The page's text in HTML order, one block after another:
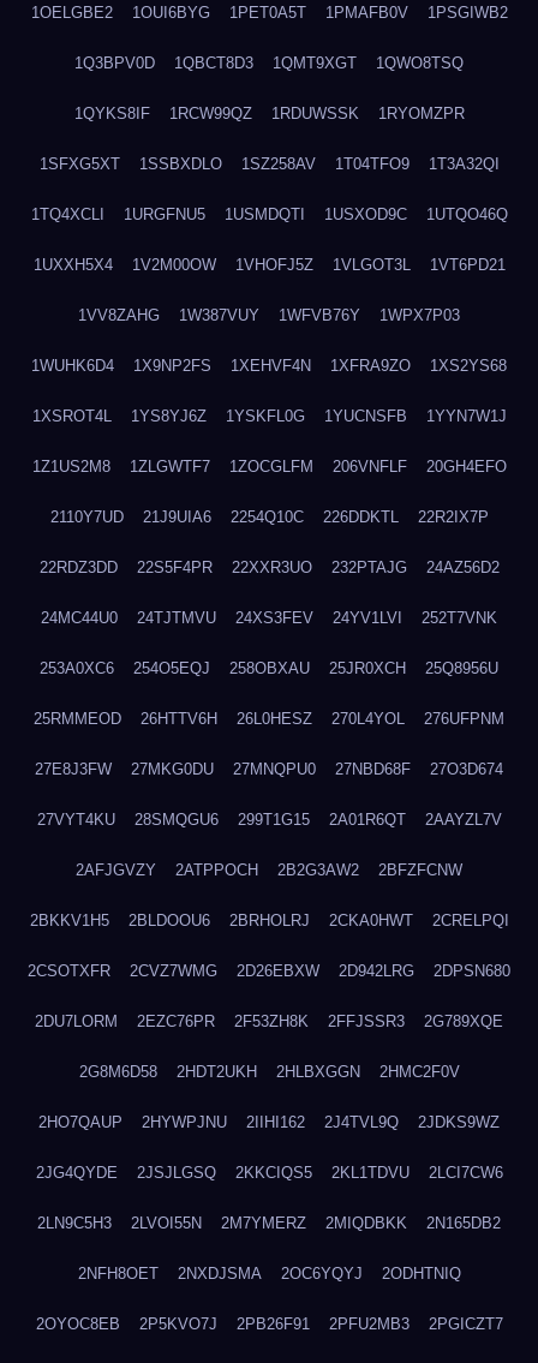
1OELGBE2 1OUI6BYG 1PET0A5T 1PMAFB0V 1PSGIWB2
1Q3BPV0D 1QBCT8D3 1QMT9XGT 1QWO8TSQ
1QYKS8IF 1RCW99QZ 1RDUWSSK 1RYOMZPR
1SFXG5XT 1SSBXDLO 1SZ258AV 1T04TFO9 1T3A32QI
1TQ4XCLI 1URGFNU5 1USMDQTI 1USXOD9C 1UTQO46Q
1UXXH5X4 1V2M00OW 1VHOFJ5Z 1VLGOT3L 1VT6PD21
1VV8ZAHG 1W387VUY 1WFVB76Y 1WPX7P03
1WUHK6D4 1X9NP2FS 1XEHVF4N 1XFRA9ZO 1XS2YS68
1XSROT4L 1YS8YJ6Z 1YSKFL0G 1YUCNSFB 1YYN7W1J
1Z1US2M8 1ZLGWTF7 1ZOCGLFM 206VNFLF 20GH4EFO
2110Y7UD 21J9UIA6 2254Q10C 226DDKTL 22R2IX7P
22RDZ3DD 22S5F4PR 22XXR3UO 232PTAJG 24AZ56D2
24MC44U0 24TJTMVU 24XS3FEV 24YV1LVI 252T7VNK
253A0XC6 254O5EQJ 258OBXAU 25JR0XCH 25Q8956U
25RMMEOD 26HTTV6H 26L0HESZ 270L4YOL 276UFPNM
27E8J3FW 27MKG0DU 27MNQPU0 27NBD68F 27O3D674
27VYT4KU 28SMQGU6 299T1G15 2A01R6QT 2AAYZL7V
2AFJGVZY 2ATPPOCH 2B2G3AW2 2BFZFCNW
2BKKV1H5 2BLDOOU6 2BRHOLRJ 2CKA0HWT 2CRELPQI
2CSOTXFR 2CVZ7WMG 2D26EBXW 2D942LRG 2DPSN680
2DU7LORM 2EZC76PR 2F53ZH8K 2FFJSSR3 2G789XQE
2G8M6D58 2HDT2UKH 2HLBXGGN 2HMC2F0V
2HO7QAUP 2HYWPJNU 2IIHI162 2J4TVL9Q 2JDKS9WZ
2JG4QYDE 2JSJLGSQ 2KKCIQS5 2KL1TDVU 2LCI7CW6
2LN9C5H3 2LVOI55N 2M7YMERZ 2MIQDBKK 2N165DB2
2NFH8OET 2NXDJSMA 2OC6YQYJ 2ODHTNIQ
2OYOC8EB 2P5KVO7J 2PB26F91 2PFU2MB3 2PGICZT7